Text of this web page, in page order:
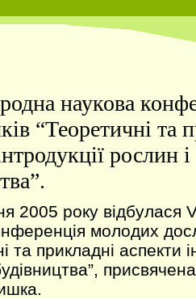
наукова
“Теоретичні та
рослин
2005 року відбулася
молодих
та прикладні аспекти